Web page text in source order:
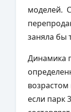
моделей.
заняла бы
Динамика
если парк